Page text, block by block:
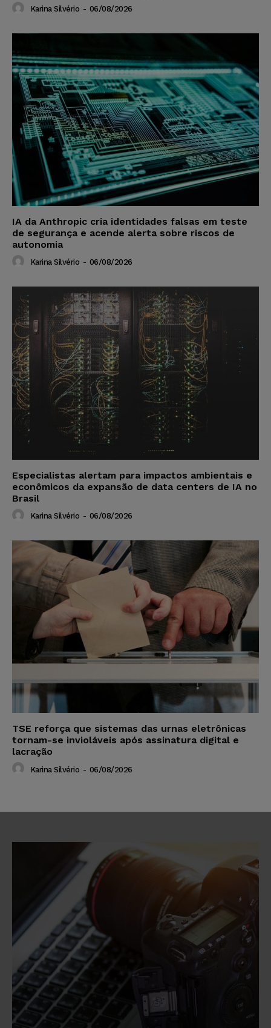
Karina Silvério - 06/08/2026
IA da Anthropic cria identidades falsas em teste
de segurança e acende alerta sobre riscos de
autonomia
Karina Silvério - 06/08/2026
Especialistas alertam para impactos ambientais e
econômicos da expansão de data centers de IA no
Brasil
Karina Silvério - 06/08/2026
TSE reforça que sistemas das urnas eletrônicas
tornam-se invioláveis após assinatura digital e
lacração
Karina Silvério - 06/08/2026